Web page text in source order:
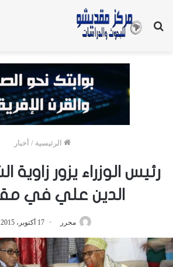
بحث
الرئيسية / أخبار
رئيس الوزراء يزور
الدين علي في
محرر 17 أكتوبر، 2015